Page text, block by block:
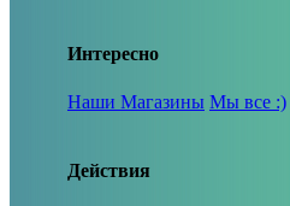
Интересно
Наши Магазины Мы все :)
Действия